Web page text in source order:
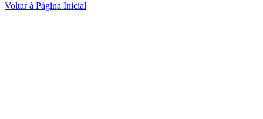
Voltar à Página Inicial